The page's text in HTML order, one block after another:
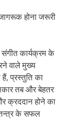
होना जरूरी
कार्यक्रम के
वाले मुख्य
प्रस्तुति का
तब और बेहतर
क्रददान होने का
के सफल